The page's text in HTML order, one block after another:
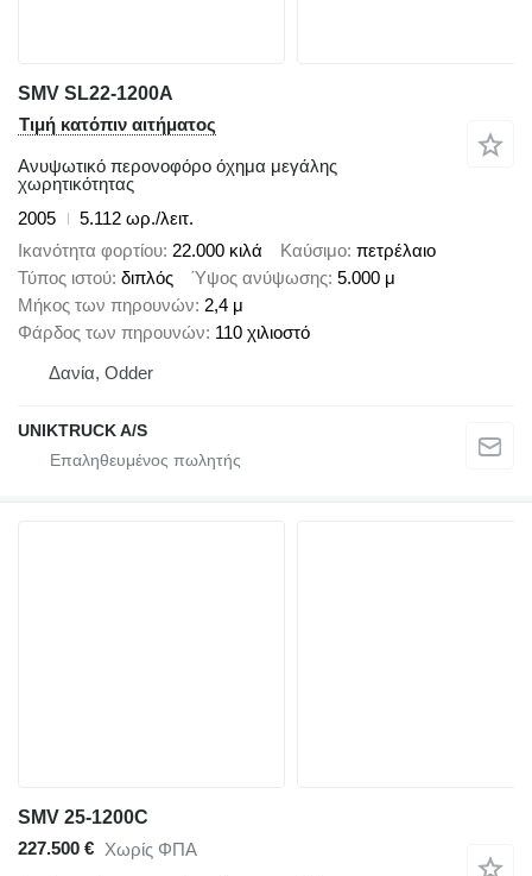
SMV SL22-1200A
Τιμή κατόπιν αιτήματος
Ανυψωτικό περονοφόρο όχημα μεγάλης
χωρητικότητας
2005
5.112 ωρ./λειτ.
Ικανότητα φορτίου 22.000 κιλά Καύσιμο πετρέλαιο
Τύπος ιστού διπλός Ύψος ανύψωσης 5.000 μ
Μήκος των πηρουνών 2,4 μ
Φάρδος των πηρουνών 110 χιλιοστό
Δανία, Odder
UNIKTRUCK A/S
SMV 25-1200C
227.500 € Χωρίς ΦΠΑ